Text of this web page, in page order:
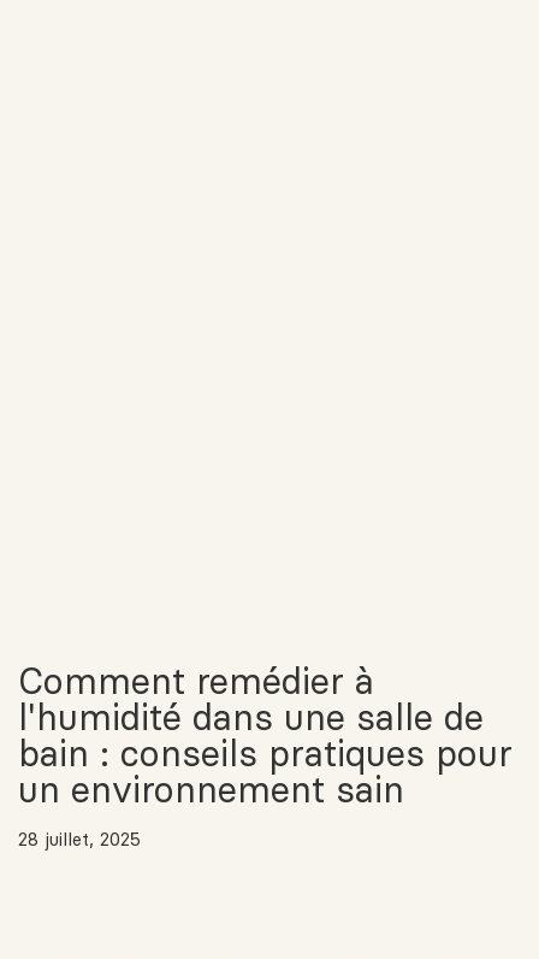
Comment remédier à
l'humidité dans une salle de
bain : conseils pratiques pour
un environnement sain
28 juillet, 2025